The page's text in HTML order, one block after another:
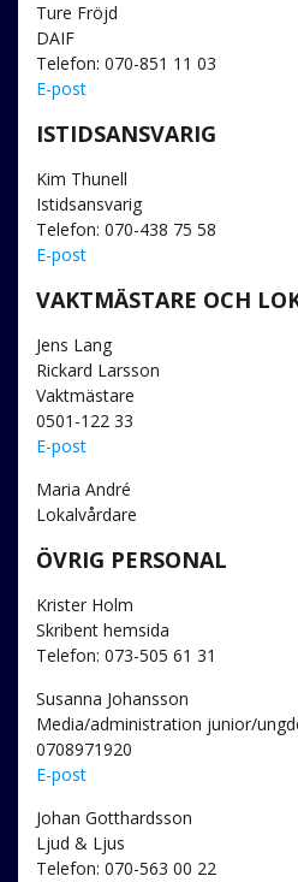
Ture Fröjd
DAIF
Telefon: 070-851 11 03
E-post
ISTIDSANSVARIG
Kim Thunell
Istidsansvarig
Telefon: 070-438 75 58
E-post
VAKTMÄSTARE OCH
Jens Lang
Rickard Larsson
Vaktmästare
0501-122 33
E-post
Maria André
Lokalvårdare
ÖVRIG PERSONAL
Krister Holm
Skribent hemsida
Telefon: 073-505 61 31
Susanna Johansson
Media/administration junior/
0708971920
E-post
Johan Gotthardsson
Ljud & Ljus
Telefon: 070-563 00 22